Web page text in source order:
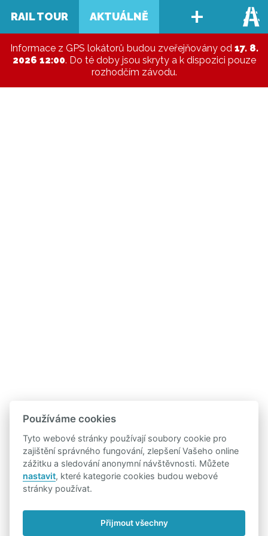
RAIL TOUR AKTUÁLNĚ +
Informace z GPS lokátorů budou zveřejňovány od 17. 8.
2026 12:00. Do té doby jsou skryty a k dispozici pouze
rozhodčím závodu.
FILTR ▼
Používáme cookies
Tyto webové stránky používají soubory cookie pro
zajištění správného fungování, zlepšení Vašeho online
zážitku a sledování anonymní návštěvnosti. Můžete
nastavit, které kategorie cookies budou webové
stránky používat.
Přijmout všechny